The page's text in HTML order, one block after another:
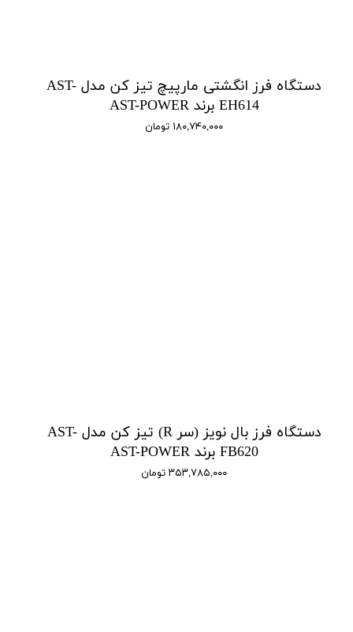
دستگاه فرز انگشتی مارپیچ تیز کن مدل AST-
EH614 برند AST-POWER
۱۸۰,۷۴۰,۰۰۰ تومان
دستگاه فرز بال نویز (سر R) تیز کن مدل AST-
FB620 برند AST-POWER
۳۵۳,۷۸۵,۰۰۰ تومان